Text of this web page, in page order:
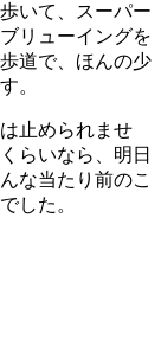
いて、スーパー
リューイングを
道で、ほんの少
。
止められませ
らいなら、明日
な当たり前のこ
した。